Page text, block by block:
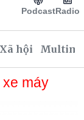
PodcastRadio
Xã hội
máy